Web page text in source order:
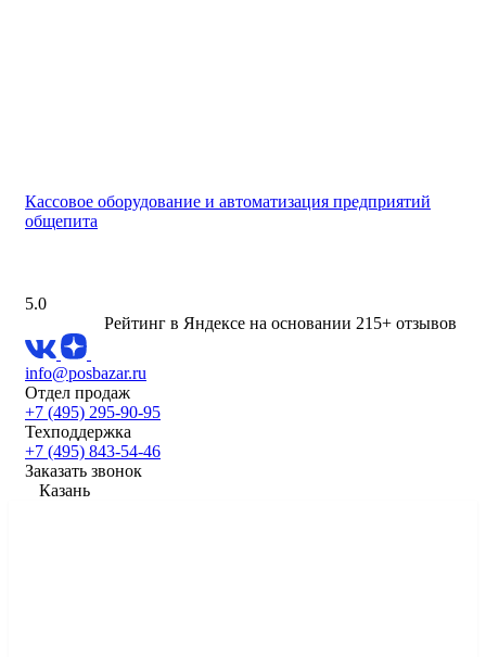
Кассовое оборудование и автоматизация предприятий
общепита
5.0
Рейтинг в Яндексе на основании 215+ отзывов
info@posbazar.ru
Отдел продаж
+7 (495) 295-90-95
Техподдержка
+7 (495) 843-54-46
Заказать звонок
Казань